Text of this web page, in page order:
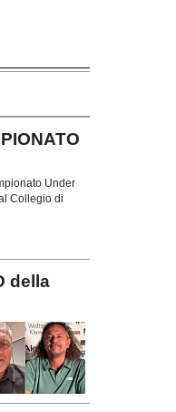
Under
Collegio di
della